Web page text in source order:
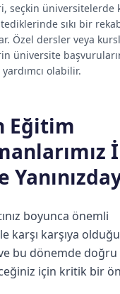
seçkin üniversitelerde
sıkı bir
Özel dersler veya
üniversite
yardımcı olabilir.
Eğitim
boyunca önemli
karşı karşıya
bu dönemde doğru
için kritik bir